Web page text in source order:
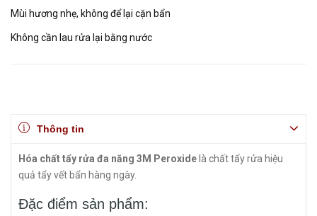
Mùi hương nhẹ, không để lại cặn bẩn
Không cần lau rửa lại bằng nước
Thông tin
Hóa chất tẩy rửa đa năng 3M Peroxide là chất tẩy rửa hiệu
quả tẩy vết bẩn hàng ngày.
Đặc điểm sản phẩm: